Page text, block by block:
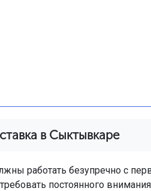
в Сыктывкаре
работать безупречно с
постоянного